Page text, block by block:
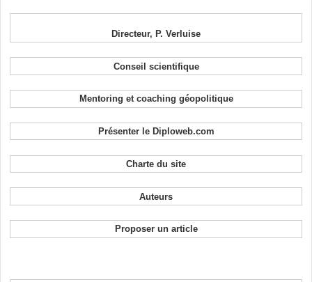
Directeur, P. Verluise
Conseil scientifique
Mentoring et coaching géopolitique
Présenter le Diploweb.com
Charte du site
Auteurs
Proposer un article